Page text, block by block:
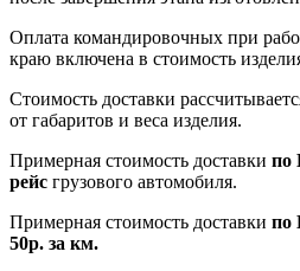
Оплата командировочных при
краю включена в стоимость
Стоимость доставки
от габаритов и веса изделия.
Примерная стоимость доставки по
рейс грузового автомобиля.
Примерная стоимость доставки по
50р. за км.